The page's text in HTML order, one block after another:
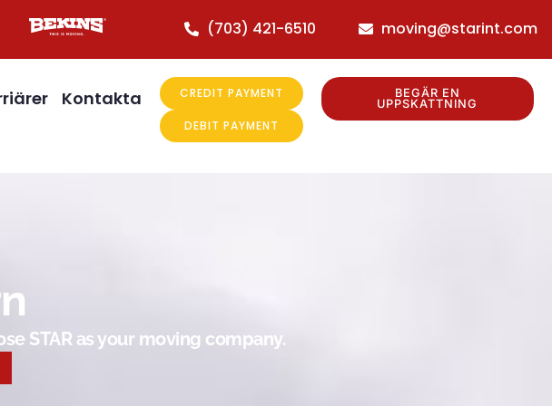
(703) 421-6510 moving@starint.com
Kontakta CREDIT PAYMENT
DEBIT PAYMENT
BEGÄR EN
UPPSKATTNING
STAR as your moving company.